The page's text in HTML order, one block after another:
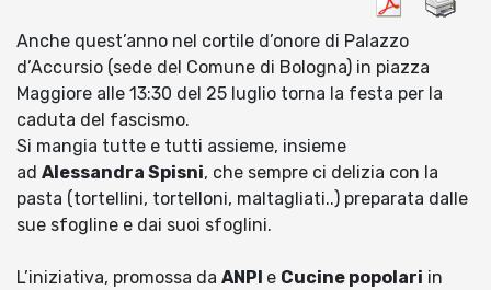
Anche quest’anno nel cortile d’onore di Palazzo
d’Accursio (sede del Comune di Bologna) in piazza
Maggiore alle 13:30 del 25 luglio torna la festa per la
caduta del fascismo.
Si mangia tutte e tutti assieme, insieme
ad Alessandra Spisni, che sempre ci delizia con la
pasta (tortellini, tortelloni, maltagliati..) preparata dalle
sue sfogline e dai suoi sfoglini.
L’iniziativa, promossa da ANPI e Cucine popolari in